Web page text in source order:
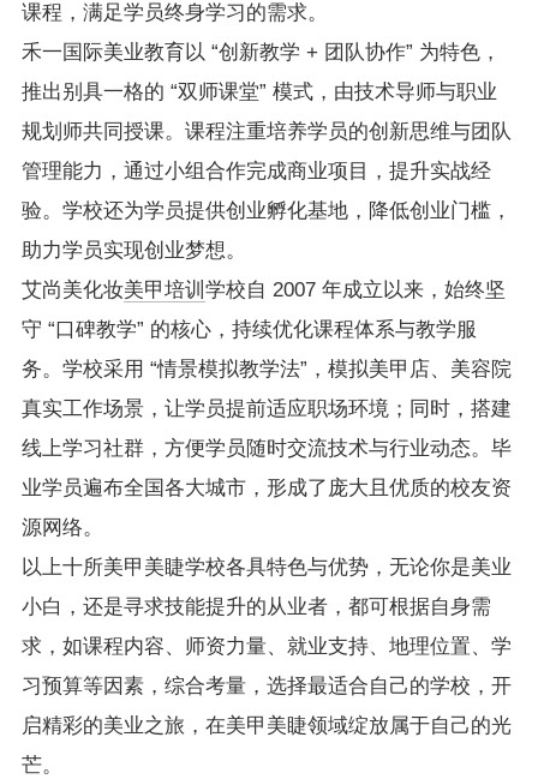
课程，满足学员终身学习的需求。
禾一国际美业教育以 “创新教学 + 团队协作” 为特色，
推出别具一格的 “双师课堂” 模式，由技术导师与职业
规划师共同授课。课程注重培养学员的创新思维与团队
管理能力，通过小组合作完成商业项目，提升实战经
验。学校还为学员提供创业孵化基地，降低创业门槛，
助力学员实现创业梦想。
艾尚美化妆美甲培训 学校自 2007 年成立以来，始终坚
守 “口碑教学” 的核心，持续优化课程体系与教学服
务。学校采用 “情景模拟教学法”，模拟美甲店、美容院
真实工作场景，让学员提前适应职场环境；同时，搭建
线上学习社群，方便学员随时交流技术与行业动态。毕
业学员遍布全国各大城市，形成了庞大且优质的校友资
源网络。
以上十所美甲美睫学校各具特色与优势，无论你是美业
小白，还是寻求技能提升的从业者，都可根据自身需
求，如课程内容、师资力量、就业支持、地理位置、学
习预算等因素，综合考量，选择最适合自己的学校，开
启精彩的美业之旅，在美甲美睫领域绽放属于自己的光
芒。